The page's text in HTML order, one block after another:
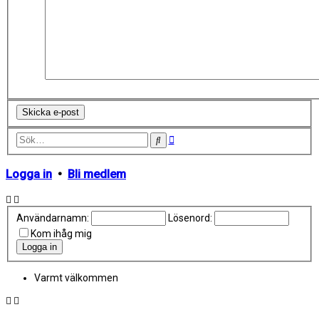
SökAvancerad
sökning
Logga in • Bli medlem
Användarnamn:
Lösenord:
Kom ihåg mig
Varmt välkommen